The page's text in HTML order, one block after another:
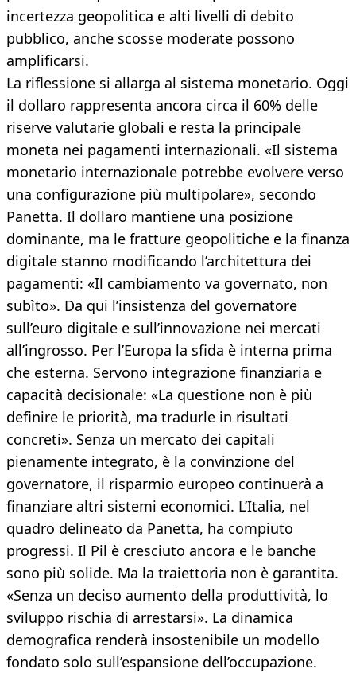
incertezza geopolitica e alti livelli di debito
pubblico, anche scosse moderate possono
amplificarsi.
La riflessione si allarga al sistema monetario. Oggi
il dollaro rappresenta ancora circa il 60% delle
riserve valutarie globali e resta la principale
moneta nei pagamenti internazionali. «Il sistema
monetario internazionale potrebbe evolvere verso
una configurazione più multipolare», secondo
Panetta. Il dollaro mantiene una posizione
dominante, ma le fratture geopolitiche e la finanza
digitale stanno modificando l’architettura dei
pagamenti: «Il cambiamento va governato, non
subìto». Da qui l’insistenza del governatore
sull’euro digitale e sull’innovazione nei mercati
all’ingrosso. Per l’Europa la sfida è interna prima
che esterna. Servono integrazione finanziaria e
capacità decisionale: «La questione non è più
definire le priorità, ma tradurle in risultati
concreti». Senza un mercato dei capitali
pienamente integrato, è la convinzione del
governatore, il risparmio europeo continuerà a
finanziare altri sistemi economici. L’Italia, nel
quadro delineato da Panetta, ha compiuto
progressi. Il Pil è cresciuto ancora e le banche
sono più solide. Ma la traiettoria non è garantita.
«Senza un deciso aumento della produttività, lo
sviluppo rischia di arrestarsi». La dinamica
demografica renderà insostenibile un modello
fondato solo sull’espansione dell’occupazione.